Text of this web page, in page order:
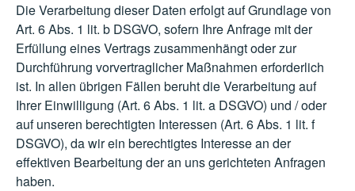
Die Verarbeitung dieser Daten erfolgt auf Grundlage von
Art. 6 Abs. 1 lit. b DSGVO, sofern Ihre Anfrage mit der
Erfüllung eines Vertrags zusammenhängt oder zur
Durchführung vorvertraglicher Maßnahmen erforderlich
ist. In allen übrigen Fällen beruht die Verarbeitung auf
Ihrer Einwilligung (Art. 6 Abs. 1 lit. a DSGVO) und / oder
auf unseren berechtigten Interessen (Art. 6 Abs. 1 lit. f
DSGVO), da wir ein berechtigtes Interesse an der
effektiven Bearbeitung der an uns gerichteten Anfragen
haben.